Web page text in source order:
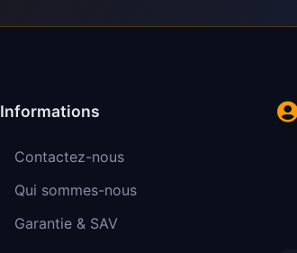
Informations
Contactez-nous
Qui sommes-nous
Garantie & SAV